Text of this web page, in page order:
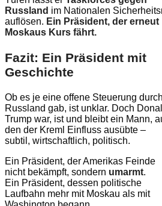
Russland im Nationalen
auflösen. Ein Präsident, der erneut
Moskaus Kurs fährt.
Fazit: Ein Präsident mit
Geschichte
Ob es je eine offene Steuerung durch
Russland gab, ist unklar. Doch
Trump war, ist und bleibt ein Mann,
den der Kreml Einfluss ausübte –
subtil, wirtschaftlich, politisch.
Ein Präsident, der Amerikas Feinde
nicht bekämpft, sondern umarmt.
Ein Präsident, dessen politische
Laufbahn mehr mit Moskau als mit